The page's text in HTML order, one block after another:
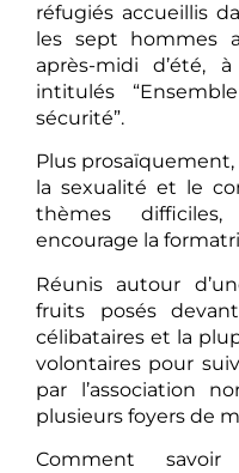
réfugiés accueillis
les sept hommes
après-midi d’été,
intitulés
sécurité”.
Plus prosaïquement,
la sexualité et le
thèmes
encourage la
Réunis autour
fruits posés
célibataires et la
volontaires pour
par l’association
plusieurs foyers de
Comment